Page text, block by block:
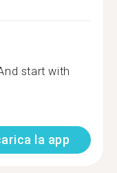
start with
la app